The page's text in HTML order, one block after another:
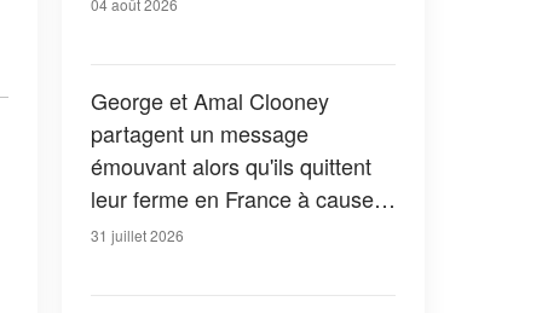
04 août 2026
George et Amal Clooney
partagent un message
émouvant alors qu'ils quittent
leur ferme en France à cause
des feux de forêt — Tous les
31 juillet 2026